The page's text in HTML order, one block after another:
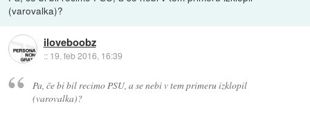
(varovalka)?
iloveboobz
:: 19. feb 2016, 16:39
Pa, če bi bil recimo PSU, a se nebi v tem primeru izklopil
(varovalka)?